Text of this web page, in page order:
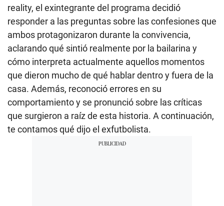
reality, el exintegrante del programa decidió
responder a las preguntas sobre las confesiones que
ambos protagonizaron durante la convivencia,
aclarando qué sintió realmente por la bailarina y
cómo interpreta actualmente aquellos momentos
que dieron mucho de qué hablar dentro y fuera de la
casa. Además, reconoció errores en su
comportamiento y se pronunció sobre las críticas
que surgieron a raíz de esta historia. A continuación,
te contamos qué dijo el exfutbolista.